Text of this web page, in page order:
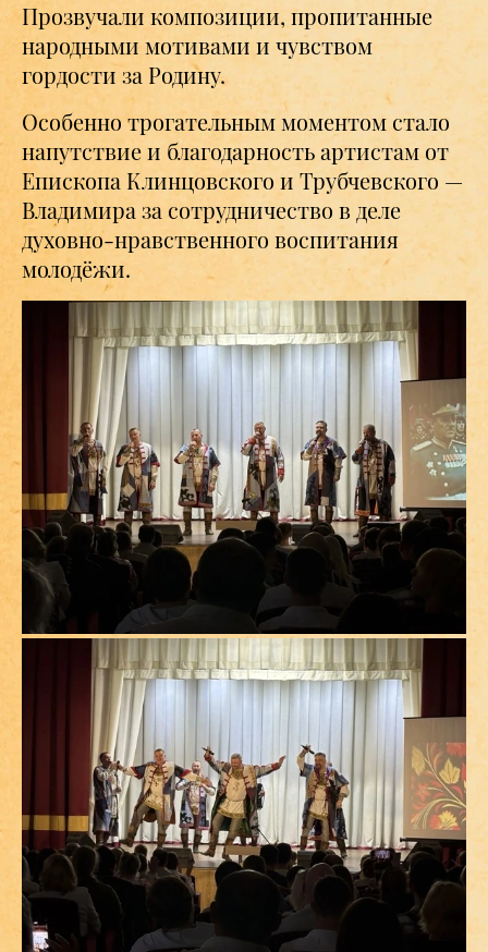
Прозвучали композиции, пропитанные
народными мотивами и чувством
гордости за Родину.
Особенно трогательным моментом стало
напутствие и благодарность артистам от
Епископа Клинцовского и Трубчевского —
Владимира за сотрудничество в деле
духовно-нравственного воспитания
молодёжи.